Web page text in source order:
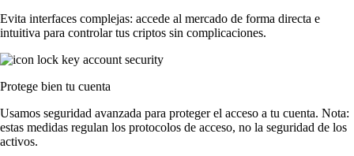
Evita interfaces complejas: accede al mercado de forma directa e
intuitiva para controlar tus criptos sin complicaciones.
Protege bien tu cuenta
Usamos seguridad avanzada para proteger el acceso a tu cuenta. Nota:
estas medidas regulan los protocolos de acceso, no la seguridad de los
activos.